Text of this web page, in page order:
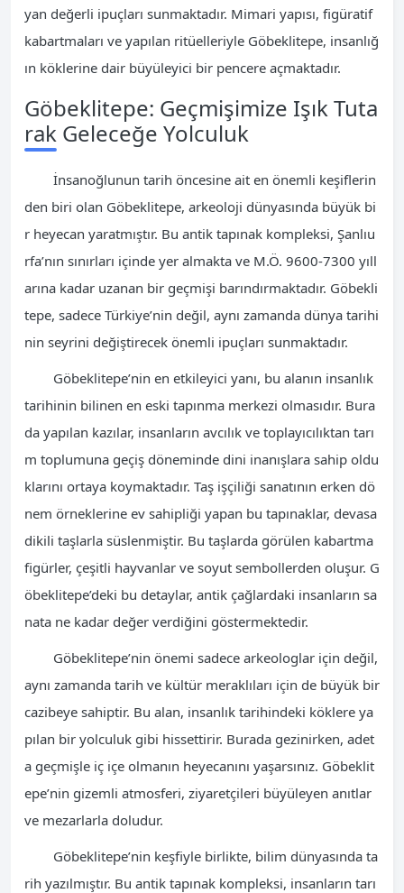
yan değerli ipuçları sunmaktadır. Mimari yapısı, figüratif
kabartmaları ve yapılan ritüelleriyle Göbeklitepe, insanlığ
ın köklerine dair büyüleyici bir pencere açmaktadır.
Göbeklitepe: Geçmişimize Işık Tuta
rak Geleceğe Yolculuk
İnsanoğlunun tarih öncesine ait en önemli keşiflerin
den biri olan Göbeklitepe, arkeoloji dünyasında büyük bi
r heyecan yaratmıştır. Bu antik tapınak kompleksi, Şanlıu
rfa’nın sınırları içinde yer almakta ve M.Ö. 9600-7300 yıll
arına kadar uzanan bir geçmişi barındırmaktadır. Göbekli
tepe, sadece Türkiye’nin değil, aynı zamanda dünya tarihi
nin seyrini değiştirecek önemli ipuçları sunmaktadır.
Göbeklitepe’nin en etkileyici yanı, bu alanın insanlık
tarihinin bilinen en eski tapınma merkezi olmasıdır. Bura
da yapılan kazılar, insanların avcılık ve toplayıcılıktan tarı
m toplumuna geçiş döneminde dini inanışlara sahip oldu
klarını ortaya koymaktadır. Taş işçiliği sanatının erken dö
nem örneklerine ev sahipliği yapan bu tapınaklar, devasa
dikili taşlarla süslenmiştir. Bu taşlarda görülen kabartma
figürler, çeşitli hayvanlar ve soyut sembollerden oluşur. G
öbeklitepe’deki bu detaylar, antik çağlardaki insanların sa
nata ne kadar değer verdiğini göstermektedir.
Göbeklitepe’nin önemi sadece arkeologlar için değil,
aynı zamanda tarih ve kültür meraklıları için de büyük bir
cazibeye sahiptir. Bu alan, insanlık tarihindeki köklere ya
pılan bir yolculuk gibi hissettirir. Burada gezinirken, adet
a geçmişle iç içe olmanın heyecanını yaşarsınız. Göbeklit
epe’nin gizemli atmosferi, ziyaretçileri büyüleyen anıtlar
ve mezarlarla doludur.
Göbeklitepe’nin keşfiyle birlikte, bilim dünyasında ta
rih yazılmıştır. Bu antik tapınak kompleksi, insanların tarı